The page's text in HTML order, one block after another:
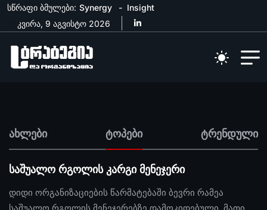
სწრაფი ბმულები: Synergy
Insight
კვირა, 9 აგვისტო 2026
ახლები ტოპები ტრენდული
საშუალო რგოლის კარგი მენეჯერი
დიდი ორგანიზაციების წარმატებაში ბევრი რამეა